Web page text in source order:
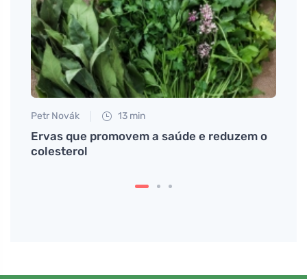
Petr Novák 13 min
Ervas que promovem a saúde e reduzem o
colesterol